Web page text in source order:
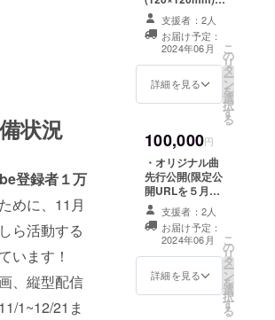
状況
登録者１万
めに、11月
ら活動する
います！
、縦型配信
1~12/21ま
記】でご記入く
ださい。 ※リ
ターンのご連絡
は、記載いただ
いたメールアド
レスにお送りい
たします。 アド
レスが間違って
ない場合は、お
届けができなく
なる可能性があ
りますのでご了
承ください。
・オリジナルT
シャツ背面ス
タッフロール部
分に名前掲載
(中) ・Discord
ファンサーバー
画）を使用しま
す。 ※備考欄にT
シャツ背面に掲
載するお名前を
【英字表記】で
ご記入くださ
い。 ※リターン
のご連絡は、記
載いただいた
メールアドレス
にお送りいたし
ます。 アドレス
支援者：2人
お届け予定：
2024年06月
詳細を見る
こ
の
リ
タ
ー
ン
を
選
択
す
る
100,000円
・オリジナル曲
先行公開(限定公
開URLを５月に
配布) ・オーロラ
アクリルスタン
ド(100×130mm)
・オリジナルT
シャツ(S~XL/フ
ルカラー) ・オリ
ジナルTシャツ背
支援者：2人
お届け予定：
2024年06月
詳細を見る
こ
の
リ
タ
ー
ン
を
選
択
す
る